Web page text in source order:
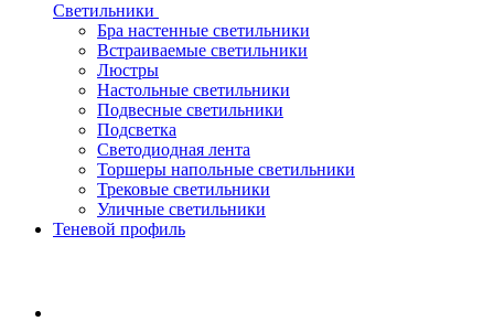
Светильники
Бра настенные светильники
Встраиваемые светильники
Люстры
Настольные светильники
Подвесные светильники
Подсветка
Светодиодная лента
Торшеры напольные светильники
Трековые светильники
Уличные светильники
Теневой профиль